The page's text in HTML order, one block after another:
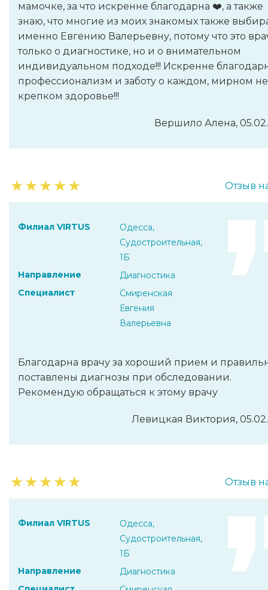
мамочке, за что искренне благодарна ❤️, а также
знаю, что многие из моих знакомых также
именно Евгению Валерьевну, потому что это
только о диагностике, но и о внимательном
индивидуальном подходе!!! Искренне
профессионализм и заботу о каждом, мирном
крепком здоровье!!!
Вершило Алена,
★★★★★ Отзыв
Филиал VIRTUS
Одесса,
Судостроительная,
1Б
Направление
Диагностика
Специалист
Смиренская
Евгения
Валерьевна
Благодарна врачу за хороший прием и
поставлены диагнозы при обследовании.
Рекомендую обращаться к этому врачу
Левицкая Виктория,
★★★★★ Отзыв
Филиал VIRTUS
Одесса,
Судостроительная,
1Б
Направление
Диагностика